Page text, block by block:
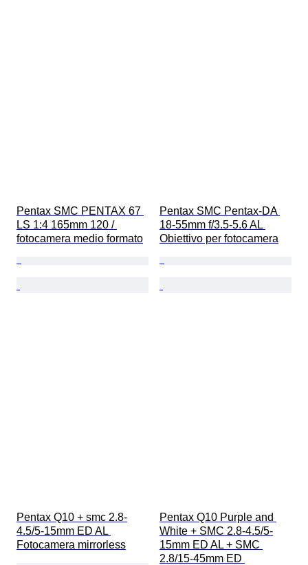
Pentax SMC PENTAX 67
LS 1:4 165mm 120 /
fotocamera medio formato
Pentax SMC Pentax-DA
18-55mm f/3.5-5.6 AL
Obiettivo per fotocamera
Pentax Q10 + smc 2.8-
4.5/5-15mm ED AL
Fotocamera mirrorless
Pentax Q10 Purple and
White + SMC 2.8-4.5/5-
15mm ED AL + SMC
2.8/15-45mm ED